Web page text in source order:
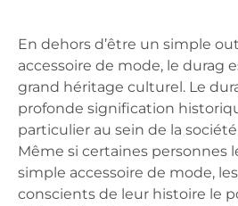
En dehors d’être un simple
accessoire de mode, le durag
grand héritage culturel. Le
profonde signification
particulier au sein de la
Même si certaines personnes
simple accessoire de mode,
conscients de leur histoire le